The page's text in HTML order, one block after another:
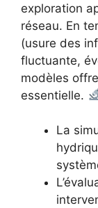
exploration
réseau. En
(usure des
fluctuante,
modèles
essentielle.
La